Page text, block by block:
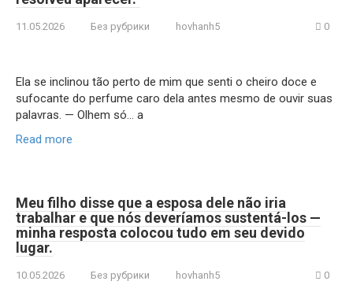
11.05.2026 Без рубрики hovhanh5 0
Ela se inclinou tão perto de mim que senti o cheiro doce e
sufocante do perfume caro dela antes mesmo de ouvir suas
palavras. — Olhem só… a
Read more
Meu filho disse que a esposa dele não iria
trabalhar e que nós deveríamos sustentá-los —
minha resposta colocou tudo em seu devido
lugar.
10.05.2026 Без рубрики hovhanh5 0